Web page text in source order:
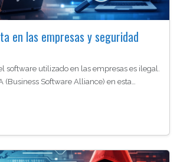
en las empresas y seguridad
software utilizado en las empresas es ilegal.
(Business Software Alliance) en esta…